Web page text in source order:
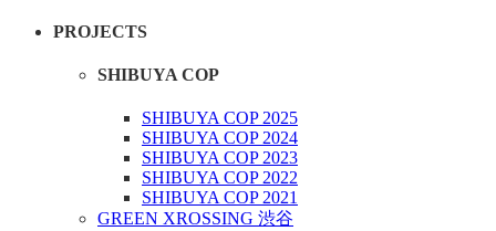
PROJECTS
SHIBUYA COP
SHIBUYA COP 2025
SHIBUYA COP 2024
SHIBUYA COP 2023
SHIBUYA COP 2022
SHIBUYA COP 2021
GREEN XROSSING 渋谷